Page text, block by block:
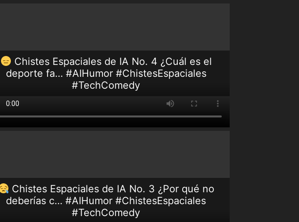
Chistes Espaciales de IA No. 4 ¿Cuál es el
deporte fa… #AIHumor #ChistesEspaciales
#TechComedy
Chistes Espaciales de IA No. 3 ¿Por qué no
deberías c… #AIHumor #ChistesEspaciales
#TechComedy